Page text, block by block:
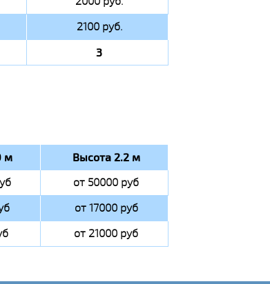
2100 руб.
3
м Высота 2.2 м
от 50000 руб
от 17000 руб
от 21000 руб